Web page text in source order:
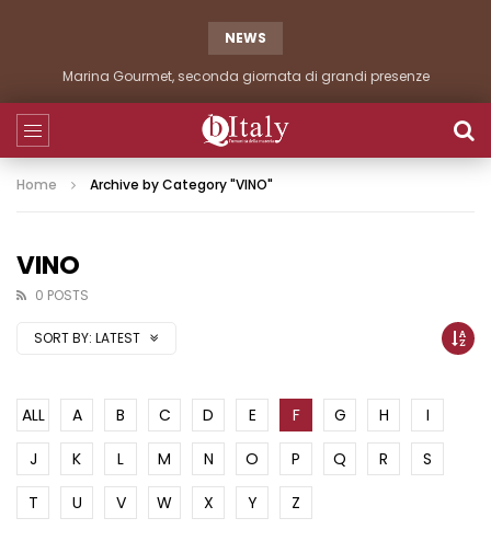
NEWS
Marina Gourmet, seconda giornata di grandi presenze
Home Archive by Category "VINO"
VINO
0 POSTS
SORT BY: LATEST
ALL A B C D E F G H
I
J
K L M N O P Q R
S
T
U V W X Y Z